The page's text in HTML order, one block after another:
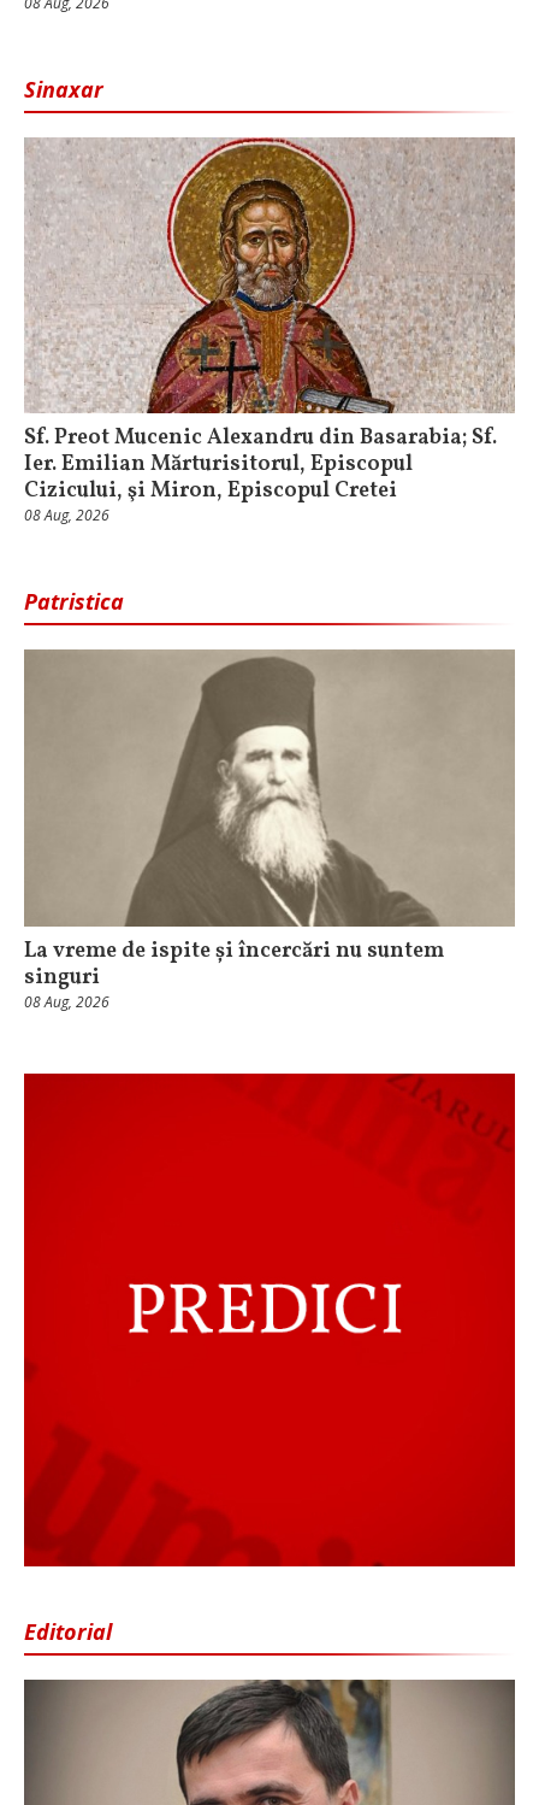
Sinaxar
Sf. Preot Mucenic Alexandru din Basarabia; Sf.
Ier. Emilian Mărturisitorul, Episcopul
Cizicului, şi Miron, Episcopul Cretei
08 Aug, 2026
Patristica
La vreme de ispite și încercări nu suntem
singuri
08 Aug, 2026
Editorial